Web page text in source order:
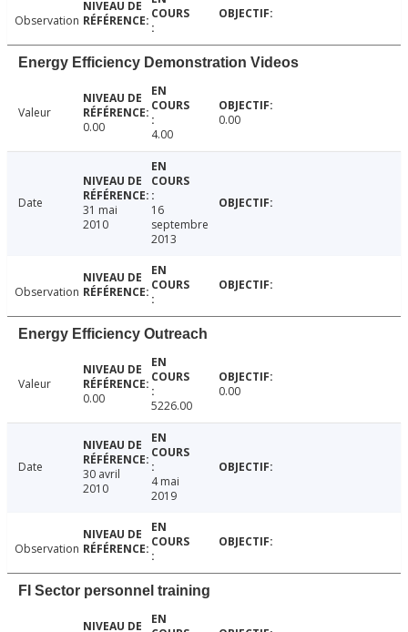
Observation
Energy Efficiency Demonstration Videos
Valeur
0.00
4.00
0.00
Date
31 mai
2010
16
septembre
2013
Observation
Energy Efficiency Outreach
Valeur
0.00
5226.00
0.00
Date
30 avril
2010
4 mai
2019
Observation
FI Sector personnel training